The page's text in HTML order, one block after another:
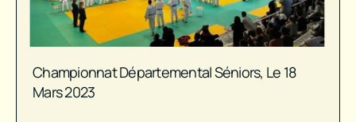
Championnat Départemental Séniors, Le 18
Mars 2023